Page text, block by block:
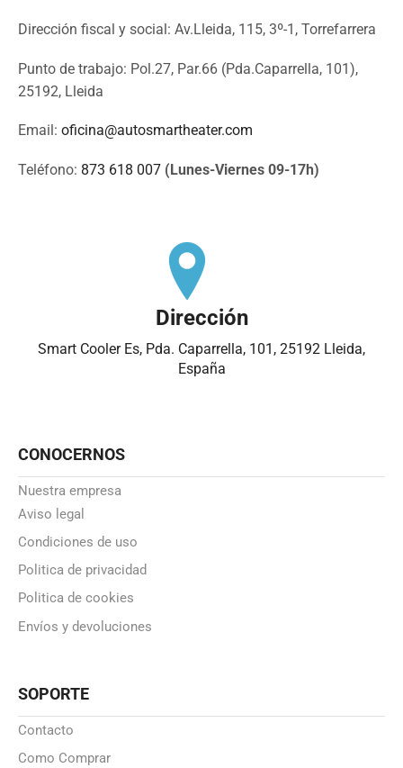
Dirección fiscal y social: Av.Lleida, 115, 3º-1, Torrefarrera
Punto de trabajo: Pol.27, Par.66 (Pda.Caparrella, 101),
25192, Lleida
Email: oficina@autosmartheater.com
Teléfono: 873 618 007 (Lunes-Viernes 09-17h)
Dirección
Smart Cooler Es, Pda. Caparrella, 101, 25192 Lleida,
España
CONOCERNOS
Nuestra empresa
Aviso legal
Condiciones de uso
Politica de privacidad
Politica de cookies
Envíos y devoluciones
SOPORTE
Contacto
Como Comprar